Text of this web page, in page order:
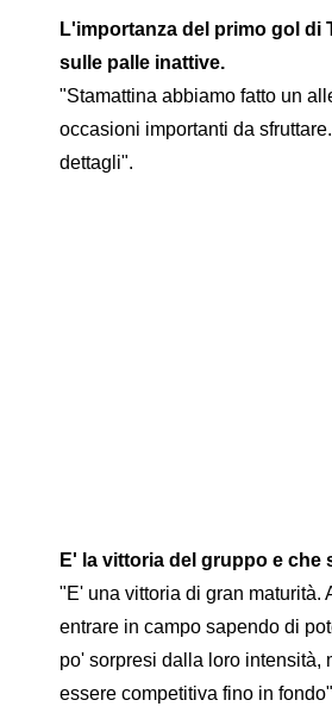
L'importanza del primo gol di
sulle palle inattive.
"Stamattina abbiamo fatto un
occasioni importanti da
dettagli".
E' la vittoria del gruppo e che
"E' una vittoria di gran maturità.
entrare in campo sapendo di
po' sorpresi dalla loro intensità,
essere competitiva fino in